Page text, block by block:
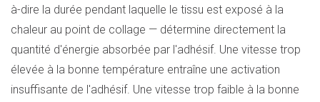
à-dire la durée pendant laquelle le tissu est exposé à la
chaleur au point de collage — détermine directement la
quantité d'énergie absorbée par l'adhésif. Une vitesse trop
élevée à la bonne température entraîne une activation
insuffisante de l'adhésif. Une vitesse trop faible à la bonne